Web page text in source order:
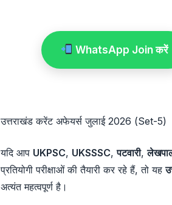
WhatsApp Join करें
उत्तराखंड करेंट अफेयर्स जुलाई 2026 (Set-5)
यदि आप UKPSC, UKSSSC,पटवारी,
प्रतियोगी परीक्षाओं की तैयारी कर रहे हैं, तो यह
अत्यंत महत्वपूर्ण है।